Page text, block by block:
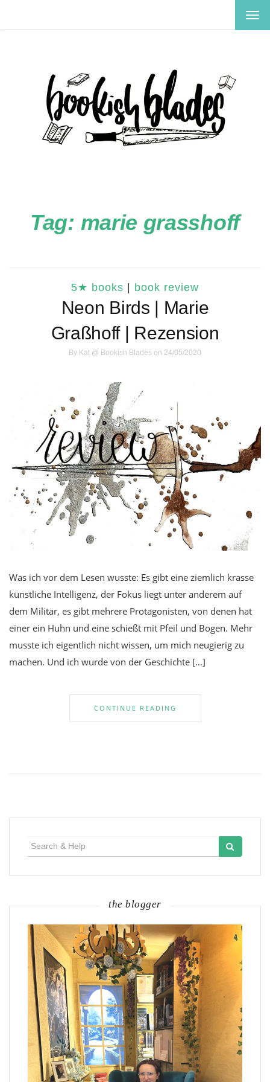
Tag: marie grasshoff
5★ books book review
Neon Birds | Marie
Graßhoff | Rezension
By Kat @ Bookish Blades on 24/05/2020
Was ich vor dem Lesen wusste: Es gibt eine ziemlich krasse
künstliche Intelligenz, der Fokus liegt unter anderem auf
dem Militär, es gibt mehrere Protagonisten, von denen hat
einer ein Huhn und eine schießt mit Pfeil und Bogen. Mehr
musste ich eigentlich nicht wissen, um mich neugierig zu
machen. Und ich wurde von der Geschichte […]
CONTINUE READING
the blogger